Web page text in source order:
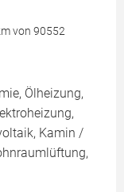
von 90552
Ölheizung,
Kamin /